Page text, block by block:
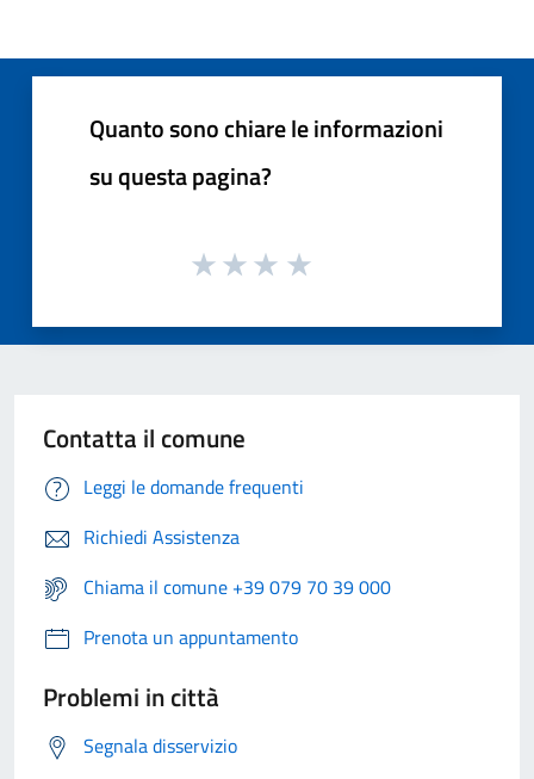
Quanto sono chiare le informazioni
su questa pagina?
Contatta il comune
Leggi le domande frequenti
Richiedi Assistenza
Chiama il comune +39 079 70 39 000
Prenota un appuntamento
Problemi in città
Segnala disservizio